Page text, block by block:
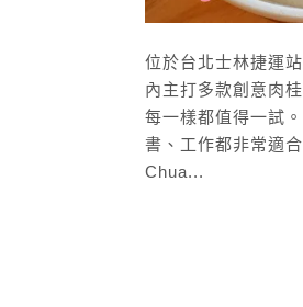
位於台北士林捷運
內主打多款創意肉
每一樣都值得一試
書、工作都非常適
Chua...